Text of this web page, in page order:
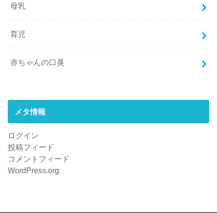
母乳
育児
赤ちゃんの口臭
メタ情報
ログイン
投稿フィード
コメントフィード
WordPress.org